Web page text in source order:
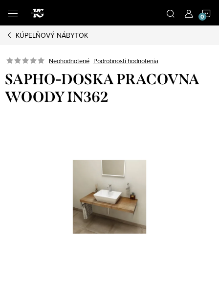
obsah
KÚPELŇOVÝ NÁBYTOK
Neohodnotené Podrobnosti hodnotenia
SAPHO-DOSKA PRACOVNA
WOODY IN362